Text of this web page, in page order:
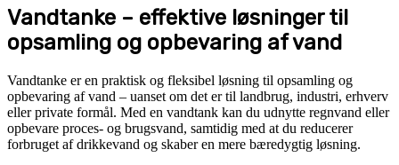
Vandtanke – effektive løsninger til
opsamling og opbevaring af vand
Vandtanke er en praktisk og fleksibel løsning til opsamling og
opbevaring af vand – uanset om det er til landbrug, industri, erhverv
eller private formål. Med en vandtank kan du udnytte regnvand eller
opbevare proces- og brugsvand, samtidig med at du reducerer
forbruget af drikkevand og skaber en mere bæredygtig løsning.